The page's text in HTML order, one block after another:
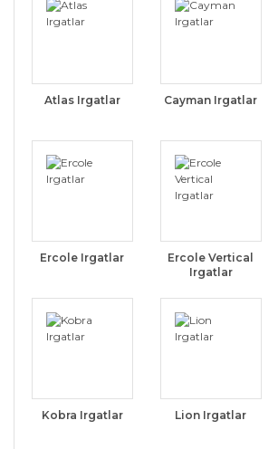
Atlas Irgatlar Cayman Irgatlar
Ercole Irgatlar
Ercole Vertical
Irgatlar
Kobra Irgatlar Lion Irgatlar